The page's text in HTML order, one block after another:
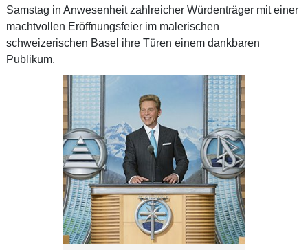
Samstag in Anwesenheit zahlreicher Würdenträger mit einer
machtvollen Eröffnungsfeier im malerischen
schweizerischen Basel ihre Türen einem dankbaren
Publikum.